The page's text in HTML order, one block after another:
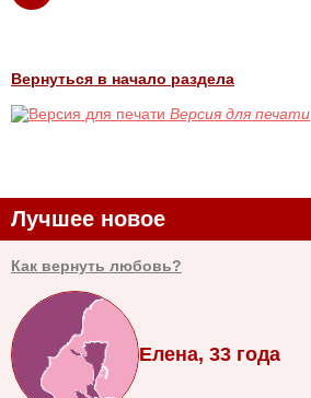
Вернуться в начало раздела
Версия для печати
Лучшее новое
Как вернуть любовь?
Елена, 33 года